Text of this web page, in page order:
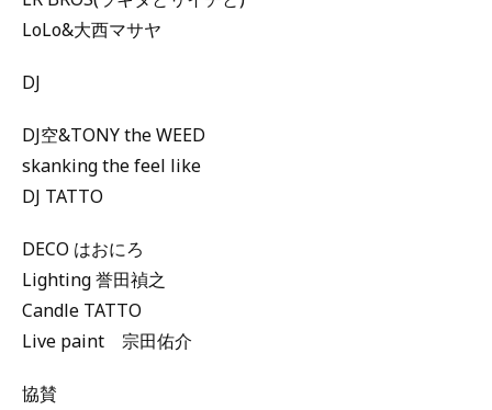
LoLo&大西マサヤ
DJ
DJ空&TONY the WEED
skanking the feel like
DJ TATTO
DECO はおにろ
Lighting 誉田禎之
Candle TATTO
Live paint 宗田佑介
協賛